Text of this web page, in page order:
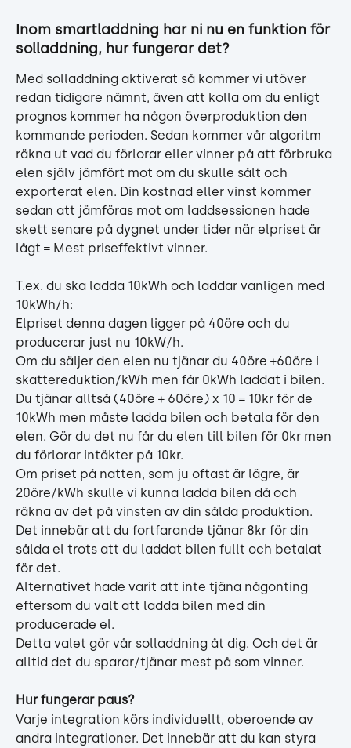
Inom smartladdning har ni nu en funktion för
solladdning, hur fungerar det?
Med solladdning aktiverat så kommer vi utöver
redan tidigare nämnt, även att kolla om du enligt
prognos kommer ha någon överproduktion den
kommande perioden. Sedan kommer vår algoritm
räkna ut vad du förlorar eller vinner på att förbruka
elen själv jämfört mot om du skulle sålt och
exporterat elen. Din kostnad eller vinst kommer
sedan att jämföras mot om laddsessionen hade
skett senare på dygnet under tider när elpriset är
lågt = Mest priseffektivt vinner.
T.ex. du ska ladda 10kWh och laddar vanligen med
10kWh/h:
Elpriset denna dagen ligger på 40öre och du
producerar just nu 10kW/h.
Om du säljer den elen nu tjänar du 40öre +60öre i
skattereduktion/kWh men får 0kWh laddat i bilen.
Du tjänar alltså (40öre + 60öre) x 10 = 10kr för de
10kWh men måste ladda bilen och betala för den
elen. Gör du det nu får du elen till bilen för 0kr men
du förlorar intäkter på 10kr.
Om priset på natten, som ju oftast är lägre, är
20öre/kWh skulle vi kunna ladda bilen då och
räkna av det på vinsten av din sålda produktion.
Det innebär att du fortfarande tjänar 8kr för din
sålda el trots att du laddat bilen fullt och betalat
för det.
Alternativet hade varit att inte tjäna någonting
eftersom du valt att ladda bilen med din
producerade el.
Detta valet gör vår solladdning åt dig. Och det är
alltid det du sparar/tjänar mest på som vinner.
Hur fungerar paus?
Varje integration körs individuellt, oberoende av
andra integrationer. Det innebär att du kan styra